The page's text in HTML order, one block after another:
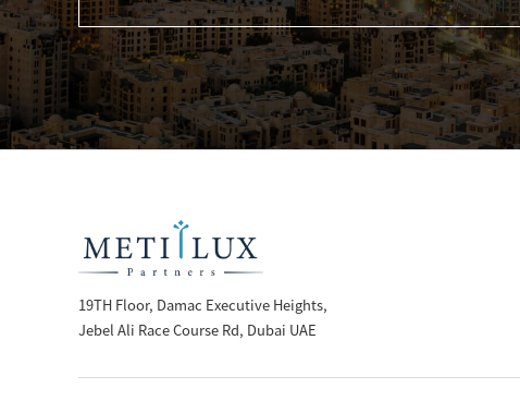
19TH Floor, Damac Executive Heights,
Jebel Ali Race Course Rd, Dubai UAE